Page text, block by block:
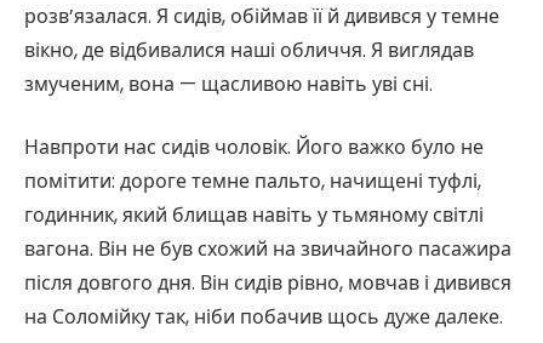
розв’язалася. Я сидів, обіймав її й дивився у темне
вікно, де відбивалися наші обличчя. Я виглядав
змученим, вона — щасливою навіть уві сні.
Навпроти нас сидів чоловік. Його важко було не
помітити: дороге темне пальто, начищені туфлі,
годинник, який блищав навіть у тьмяному світлі
вагона. Він не був схожий на звичайного пасажира
після довгого дня. Він сидів рівно, мовчав і дивився
на Соломійку так, ніби побачив щось дуже далеке.